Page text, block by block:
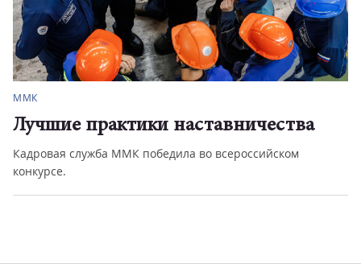
ММК
Лучшие практики наставничества
Кадровая служба ММК победила во всероссийском
конкурсе.